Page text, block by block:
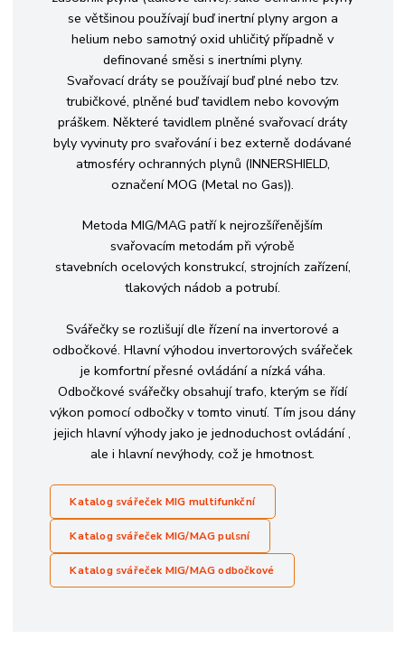
se většinou používají buď inertní plyny argon a
helium nebo samotný oxid uhličitý případně v
definované směsi s inertními plyny.
Svařovací dráty se používají buď plné nebo tzv.
trubičkové, plněné buď tavidlem nebo kovovým
práškem. Některé tavidlem plněné svařovací dráty
byly vyvinuty pro svařování i bez externě dodávané
atmosféry ochranných plynů (INNERSHIELD,
označení MOG (Metal no Gas)).
Metoda MIG/MAG patří k nejrozšířenějším
svařovacím metodám při výrobě
stavebních ocelových konstrukcí, strojních zařízení,
tlakových nádob a potrubí.
Svářečky se rozlišují dle řízení na invertorové a
odbočkové. Hlavní výhodou invertorových svářeček
je komfortní přesné ovládání a nízká váha.
Odbočkové svářečky obsahují trafo, kterým se řídí
výkon pomocí odbočky v tomto vinutí. Tím jsou dány
jejich hlavní výhody jako je jednoduchost ovládání ,
ale i hlavní nevýhody, což je hmotnost.
Katalog svářeček MIG multifunkční
Katalog svářeček MIG/MAG pulsní
Katalog svářeček MIG/MAG odbočkové